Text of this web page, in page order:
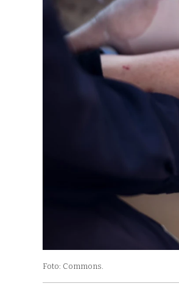
Foto: Commons.